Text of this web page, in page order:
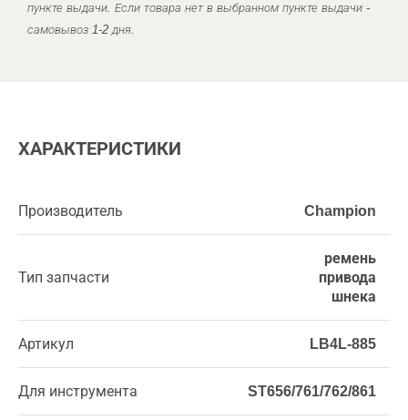
пункте выдачи. Если товара нет в выбранном пункте выдачи -
самовывоз 1-2 дня.
ХАРАКТЕРИСТИКИ
Производитель Champion
Тип запчасти
ремень
привода
шнека
Артикул LB4L-885
Для инструмента ST656/761/762/861